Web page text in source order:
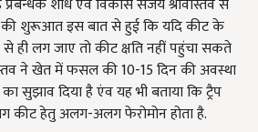
प्रबन्धक शोध एवं विकास संजय श्रीवास्तव से
की शुरूआत इस बात से हुई कि यदि कीट के
लग जाए तो कीट क्षति नहीं पहुंचा सकते
ने खेत में फसल की 10-15 दिन की अवस्था
सुझाव दिया है एंव यह भी बताया कि ट्रैप
हेतु अलग-अलग फेरोमोन होता है.